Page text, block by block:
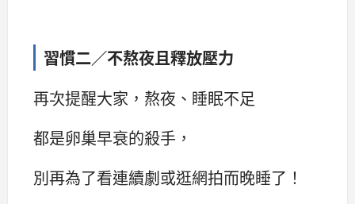
習慣二／不熬夜且釋放壓力
再次提醒大家，熬夜、睡眠不足
都是卵巢早衰的殺手，
別再為了看連續劇或逛網拍而晚睡了！